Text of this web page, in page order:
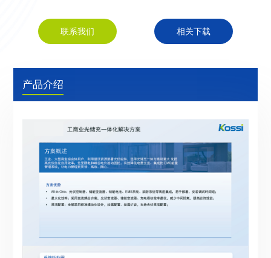
联系我们 相关下载
产品介绍